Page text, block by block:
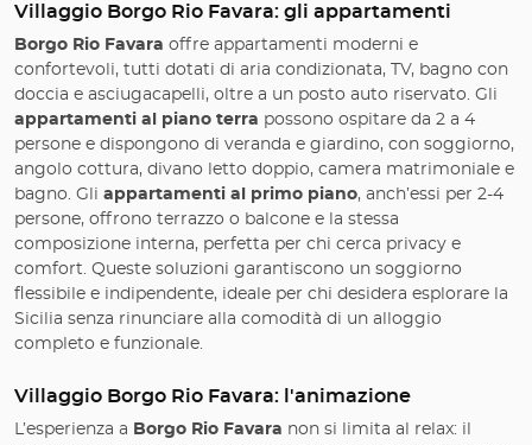
Villaggio Borgo Rio Favara: gli appartamenti
Borgo Rio Favara offre appartamenti moderni e
confortevoli, tutti dotati di aria condizionata, TV, bagno con
doccia e asciugacapelli, oltre a un posto auto riservato. Gli
appartamenti al piano terra possono ospitare da 2 a 4
persone e dispongono di veranda e giardino, con soggiorno,
angolo cottura, divano letto doppio, camera matrimoniale e
bagno. Gli appartamenti al primo piano, anch’essi per 2-4
persone, offrono terrazzo o balcone e la stessa
composizione interna, perfetta per chi cerca privacy e
comfort. Queste soluzioni garantiscono un soggiorno
flessibile e indipendente, ideale per chi desidera esplorare la
Sicilia senza rinunciare alla comodità di un alloggio
completo e funzionale.
Villaggio Borgo Rio Favara: l'animazione
L’esperienza a Borgo Rio Favara non si limita al relax: il